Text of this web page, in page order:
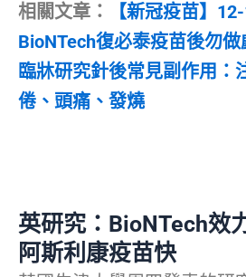
相關文章：
【新冠疫苗】
BioNTech復必泰疫苗後勿
臨牀研究針後常見副作用：
倦、頭痛、發燒
英研究：BioNTech效
阿斯利康疫苗快